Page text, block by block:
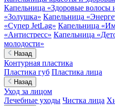
Капельница «Здоровые волосы
«Золушка» Капельница
«Супер JetLag» Капельница
«Антистресс» Капельница
молодости»
Назад
Контурная пластика
Пластика губ Пластика лица
Назад
Уход за лицом
Лечебные уходы Чистка лица